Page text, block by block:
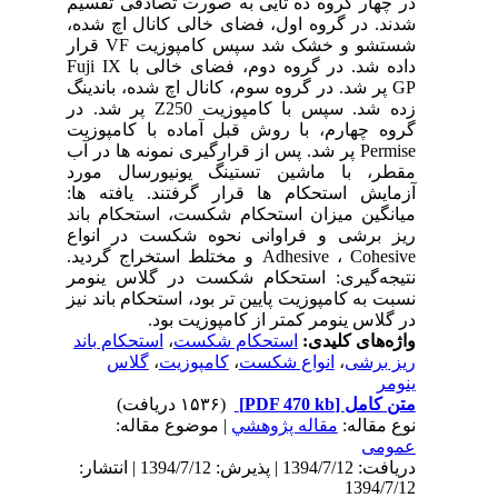
شدند. در گروه اول، فضای خالی کانال اچ شده،
شستشو و خشک شد سپس کامپوزیت VF قرار
داده شد. در گروه دوم، فضای خالی با Fuji IX
GP پر شد. در گروه سوم، کانال اچ شده، باندینگ
زده شد. سپس با کامپوزیت Z250 پر شد. در
گروه چهارم، با روش قبل آماده با کامپوزیت
Permise پر شد. پس از قرارگیری نمونه ها در آب
مقطر، با ماشین تستینگ یونیورسال مورد
آزمایش استحکام ها قرار گرفتند. یافته ها:
میانگین میزان استحکام شکست، استحکام باند
ریز برشی و فراوانی نحوه شکست در انواع
Adhesive ، Cohesive و مختلط استخراج گردید.
نتیجه‌گیری: استحکام شکست در گلاس ینومر
نسبت به کامپوزیت پایین تر بود، استحکام باند نیز
در گلاس ینومر کمتر از کامپوزیت بود.
واژه‌های کلیدی:استحکام شکست،استحکام باند
ریز برشی،انواع شکست،کامپوزیت،گلاس
ینومر
متن کامل[PDF 470 kb]
نوع مقاله:مقاله پژوهشي| موضوع مقاله:
عمومى
دریافت: 1394/7/12 | پذیرش: 1394/7/12 | انتشار:
1394/7/12